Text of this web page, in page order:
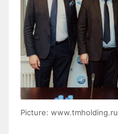
Picture: www.tmholding.ru